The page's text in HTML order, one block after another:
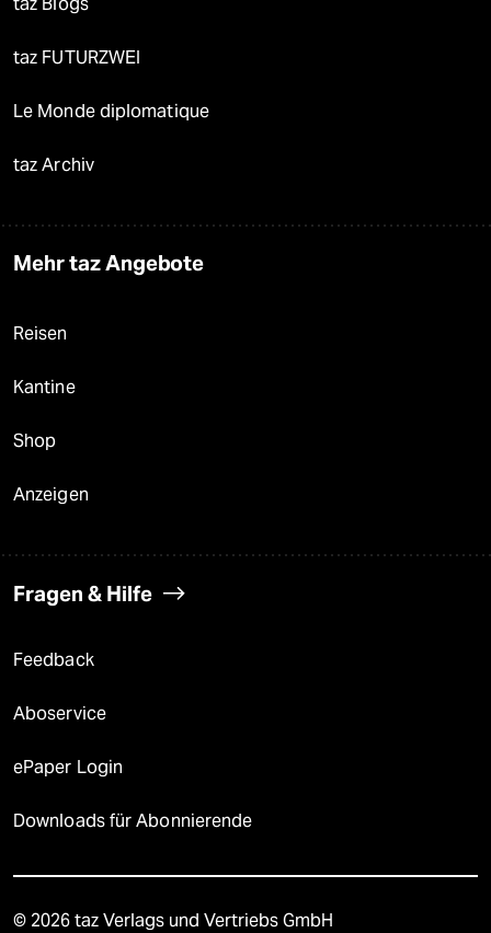
taz FUTURZWEI
Le Monde diplomatique
taz Archiv
Mehr taz Angebote
Reisen
Kantine
Shop
Anzeigen
Fragen & Hilfe
Feedback
Aboservice
ePaper Login
Downloads für Abonnierende
© 2026 taz Verlags und Vertriebs GmbH